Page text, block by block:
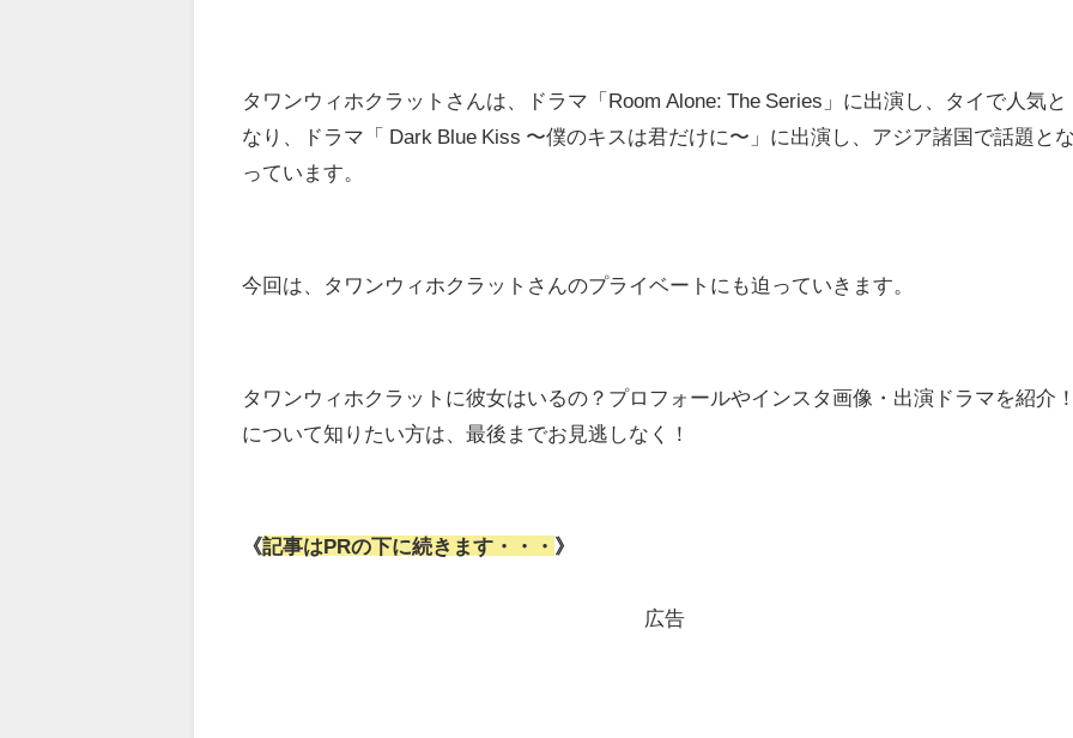
タワンウィホクラットさんは、ドラマ「Room Alone: The Series」に出演し、タイで人気と
なり、ドラマ「 Dark Blue Kiss 〜僕のキスは君だけに〜」に出演し、アジア諸国で話題 と
っています。
今回は、タワンウィホクラットさんのプライベートにも迫っていきます。
タワンウィホクラットに彼女はいるの？プロフォールやインスタ画像・出演ドラマを紹介
について知りたい方は、最後までお見逃しなく！
《記事はPRの下に続きます・・・ 》
広告